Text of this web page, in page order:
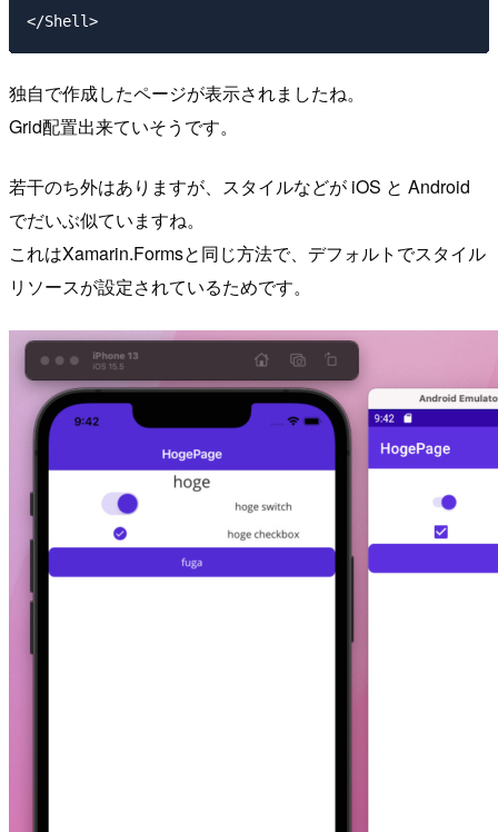
独自で作成したページが表示されましたね。
Grid配置出来ていそうです。
若干のち外はありますが、スタイルなどが iOS と Android
でだいぶ似ていますね。
これはXamarin.Formsと同じ方法で、デフォルトでスタイル
リソースが設定されているためです。